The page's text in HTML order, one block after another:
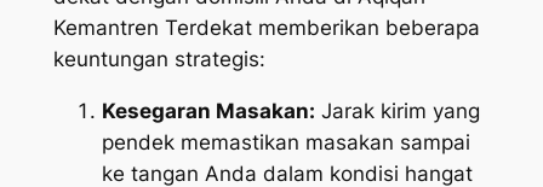
Kemantren Terdekat memberikan beberapa
keuntungan strategis:
Kesegaran Masakan: Jarak kirim yang
pendek memastikan masakan sampai
ke tangan Anda dalam kondisi hangat